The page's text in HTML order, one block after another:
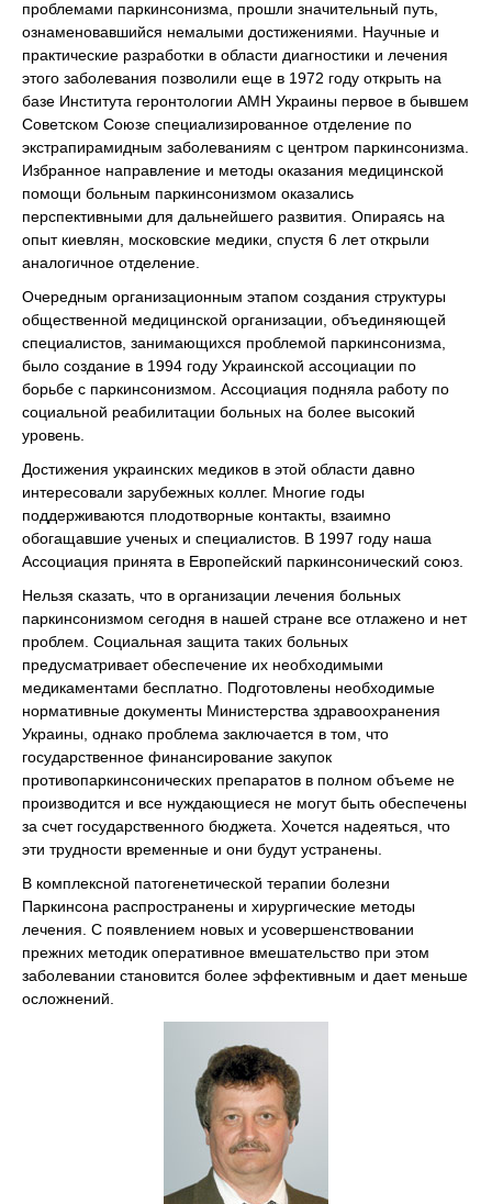
проблемами паркинсонизма, прошли значительный путь,
ознаменовавшийся немалыми достижениями. Научные и
практические разработки в области диагностики и лечения
этого заболевания позволили еще в 1972 году открыть на
базе Института геронтологии АМН Украины первое в бывшем
Советском Союзе специализированное отделение по
экстрапирамидным заболеваниям с центром паркинсонизма.
Избранное направление и методы оказания медицинской
помощи больным паркинсонизмом оказались
перспективными для дальнейшего развития. Опираясь на
опыт киевлян, московские медики, спустя 6 лет открыли
аналогичное отделение.
Очередным организационным этапом создания структуры
общественной медицинской организации, объединяющей
специалистов, занимающихся проблемой паркинсонизма,
было создание в 1994 году Украинской ассоциации по
борьбе с паркинсонизмом. Ассоциация подняла работу по
социальной реабилитации больных на более высокий
уровень.
Достижения украинских медиков в этой области давно
интересовали зарубежных коллег. Многие годы
поддерживаются плодотворные контакты, взаимно
обогащавшие ученых и специалистов. В 1997 году наша
Ассоциация принята в Европейский паркинсонический союз.
Нельзя сказать, что в организации лечения больных
паркинсонизмом сегодня в нашей стране все отлажено и нет
проблем. Социальная защита таких больных
предусматривает обеспечение их необходимыми
медикаментами бесплатно. Подготовлены необходимые
нормативные документы Министерства здравоохранения
Украины, однако проблема заключается в том, что
государственное финансирование закупок
противопаркинсонических препаратов в полном объеме не
производится и все нуждающиеся не могут быть обеспечены
за счет государственного бюджета. Хочется надеяться, что
эти трудности временные и они будут устранены.
В комплексной патогенетической терапии болезни
Паркинсона распространены и хирургические методы
лечения. С появлением новых и усовершенствовании
прежних методик оперативное вмешательство при этом
заболевании становится более эффективным и дает меньше
осложнений.